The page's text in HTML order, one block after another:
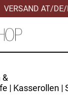
VERSAND AT/
&
| Kasserollen |